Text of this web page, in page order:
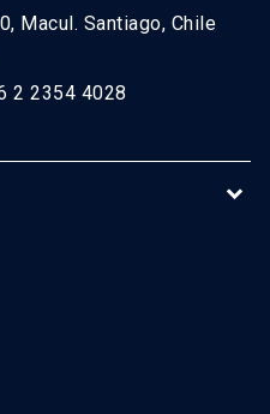
Macul. Santiago, Chile
2 2354 4028